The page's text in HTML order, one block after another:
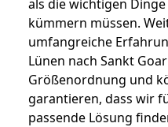
als die wichtigen
kümmern müssen.
umfangreiche
Lünen nach Sankt
Größenordnung und
garantieren, dass wir
passende Lösung